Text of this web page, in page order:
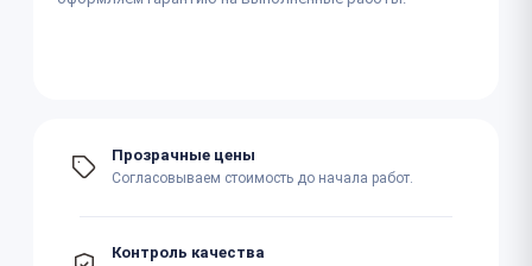
Прозрачные цены
Согласовываем стоимость до начала работ.
Контроль качества